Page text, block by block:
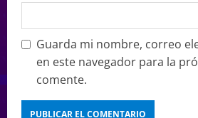
Guarda mi nombre, correo
en este navegador para la
comente.